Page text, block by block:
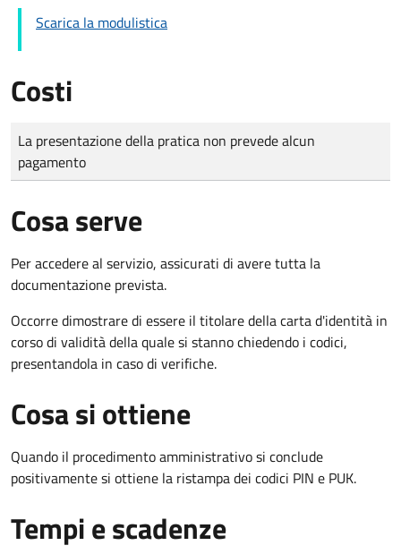
Scarica la modulistica
Costi
Tipo di pagamento
Importo
La presentazione della pratica non prevede alcun
pagamento
Cosa serve
Per accedere al servizio, assicurati di avere tutta la
documentazione prevista.
Occorre dimostrare di essere il titolare della carta d'identità in
corso di validità della quale si stanno chiedendo i codici,
presentandola in caso di verifiche.
Cosa si ottiene
Quando il procedimento amministrativo si conclude
positivamente si ottiene la ristampa dei codici PIN e PUK.
Tempi e scadenze